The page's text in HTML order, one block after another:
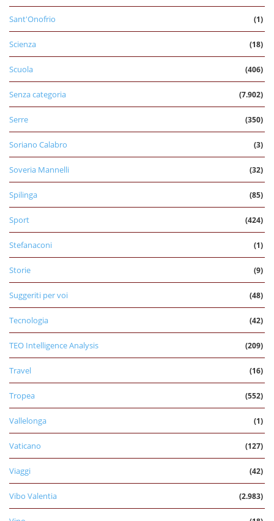
Sant'Onofrio (1)
Scienza (18)
Scuola (406)
Senza categoria (7.902)
Serre (350)
Soriano Calabro (3)
Soveria Mannelli (32)
Spilinga (85)
Sport (424)
Stefanaconi (1)
Storie (9)
Suggeriti per voi (48)
Tecnologia (42)
TEO Intelligence Analysis (209)
Travel (16)
Tropea (552)
Vallelonga (1)
Vaticano (127)
Viaggi (42)
Vibo Valentia (2.983)